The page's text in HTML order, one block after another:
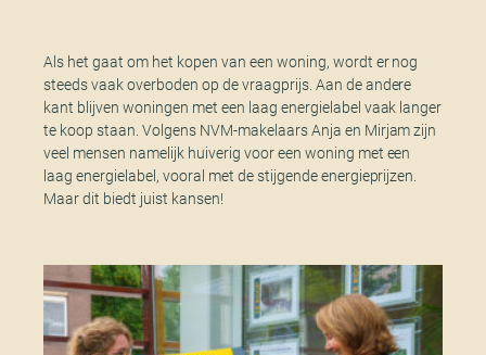
Als het gaat om het kopen van een woning, wordt er nog
steeds vaak overboden op de vraagprijs. Aan de andere
kant blijven woningen met een laag energielabel vaak langer
te koop staan. Volgens NVM-makelaars Anja en Mirjam zijn
veel mensen namelijk huiverig voor een woning met een
laag energielabel, vooral met de stijgende energieprijzen.
Maar dit biedt juist kansen!